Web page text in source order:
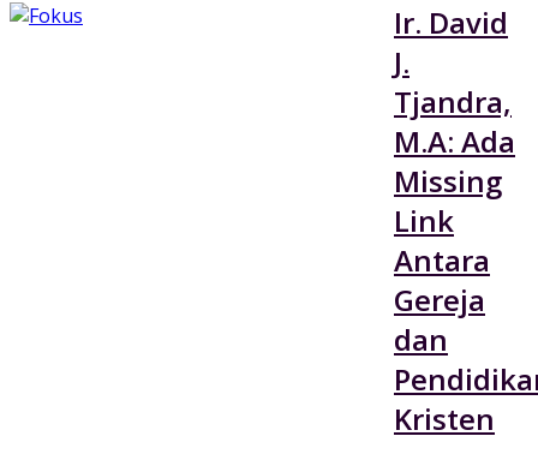
Ir. David
J.
Tjandra,
M.A: Ada
Missing
Link
Antara
Gereja
dan
Kristen